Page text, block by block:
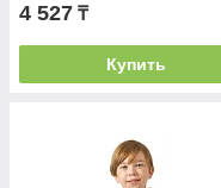
4 527 ₸
Купить